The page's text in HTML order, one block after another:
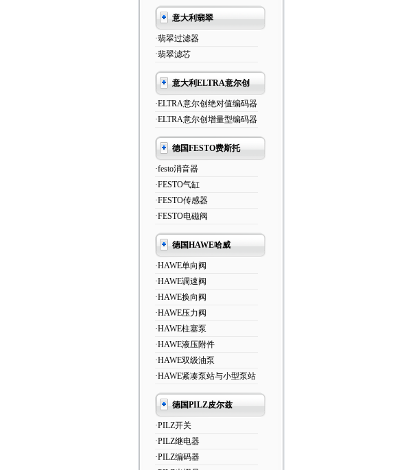
意大利翡翠
·翡翠过滤器
·翡翠滤芯
意大利ELTRA意尔创
·ELTRA意尔创绝对值编码器
·ELTRA意尔创增量型编码器
德国FESTO费斯托
·festo消音器
·FESTO气缸
·FESTO传感器
·FESTO电磁阀
德国HAWE哈威
·HAWE单向阀
·HAWE调速阀
·HAWE换向阀
·HAWE压力阀
·HAWE柱塞泵
·HAWE液压附件
·HAWE双级油泵
·HAWE紧凑泵站与小型泵站
德国PILZ皮尔兹
·PILZ开关
·PILZ继电器
·PILZ编码器